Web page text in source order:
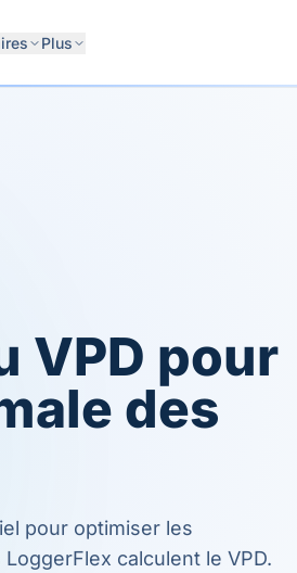
Plus
VPD pour
des
pour optimiser les
calculent le VPD.